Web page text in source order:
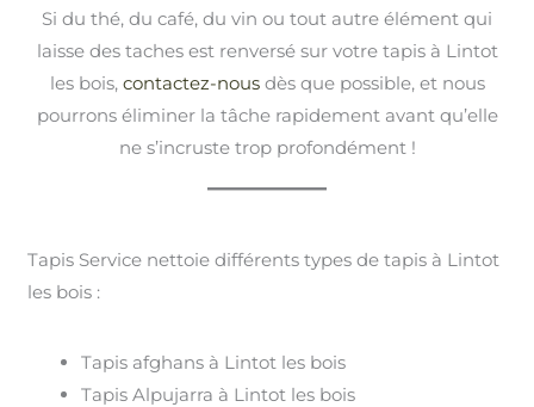
Si du thé, du café, du vin ou tout autre élément qui
laisse des taches est renversé sur votre tapis à Lintot
les bois, contactez-nousdès que possible, et nous
pourrons éliminer la tâche rapidement avant qu’elle
ne s’incruste trop profondément !
Tapis Service nettoie différents types de tapis à Lintot
les bois :
Tapis afghans à Lintot les bois
Tapis Alpujarra à Lintot les bois